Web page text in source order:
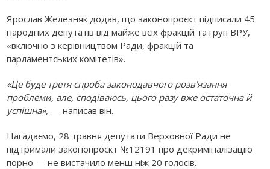
Ярослав Железняк додав, що законопроєкт підписали 45
народних депутатів від майже всіх фракцій та груп ВРУ,
«включно з керівництвом Ради, фракцій та
парламентських комітетів».
«Це буде третя спроба законодавчого розв'язання
проблеми, але, сподіваюсь, цього разу вже остаточна й
успішна», — написав він.
Нагадаємо, 28 травня депутати Верховної Ради не
підтримали законопроєкт №12191 про декриміналізацію
порно — не вистачило менш ніж 20 голосів.